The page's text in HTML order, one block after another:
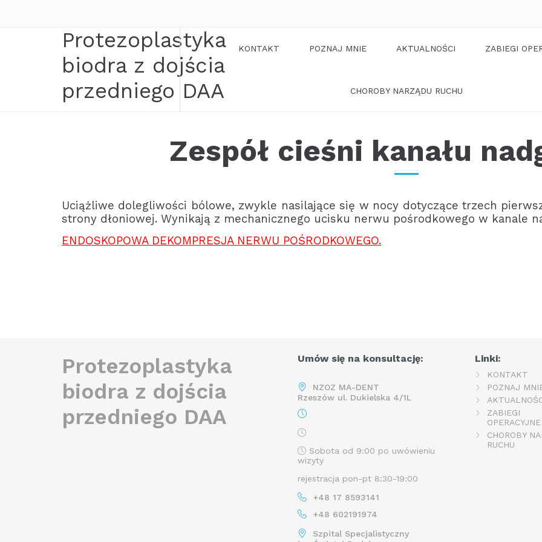
Protezoplastyka
biodra z dojścia
przedniego DAA
KONTAKT POZNAJ MNIE AKTUALNOŚCI ZABIEGI
CHOROBY NARZĄDU RUCHU
Zespół cieśni kanału
Uciążliwe dolegliwości bólowe, zwykle nasilające się w nocy dotyczące trzech
strony dłoniowej. Wynikają z mechanicznego ucisku nerwu pośrodkowego w kanale
ENDOSKOPOWA DEKOMPRESJA NERWU POŚRODKOWEGO.
Protezoplastyka
biodra z dojścia
przedniego DAA
Umów się na konsultację:
NZOZ MA-DENT
Rzeszów ul. Dukielska 4/1L
Sobota od 9:00 po uwówieniu
wizyty
rejestracja pon-pt 8:30-19:00
+48 17 8593141
+48 602191974
Szpital Specjalistyczny
Linki:
KONTAKT
POZNAJ
ZABIEGI
OPERACYJNE
CHOROBY
RUCHU